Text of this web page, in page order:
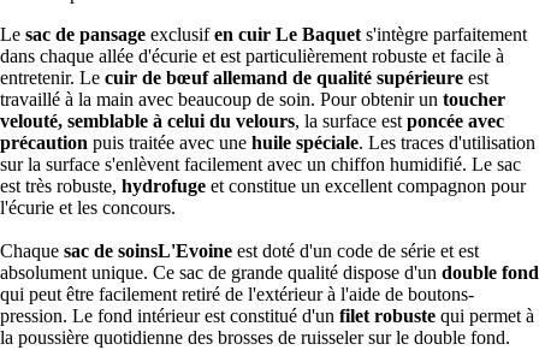
Le sac de pansage exclusifen cuir Le Baquet s'intègre parfaitement
dans chaque allée d'écurie et est particulièrement robuste et facile à
entretenir. Le cuir de bœuf allemand de qualité supérieure est
travaillé à la main avec beaucoup de soin. Pour obtenir un toucher
velouté, semblable à celui du velours, la surface est poncée avec
précaution puis traitée avec une huile spéciale. Les traces d'utilisation
sur la surface s'enlèvent facilement avec un chiffon humidifié. Le sac
est très robuste, hydrofuge et constitue un excellent compagnon pour
l'écurie et les concours.
Chaque sac de soinsL'Evoine est doté d'un code de série et est
absolument unique. Ce sac de grande qualité dispose d'un double fond
qui peut être facilement retiré de l'extérieur à l'aide de boutons-
pression. Le fond intérieur est constitué d'un filet robuste qui permet à
la poussière quotidienne des brosses de ruisseler sur le double fond.